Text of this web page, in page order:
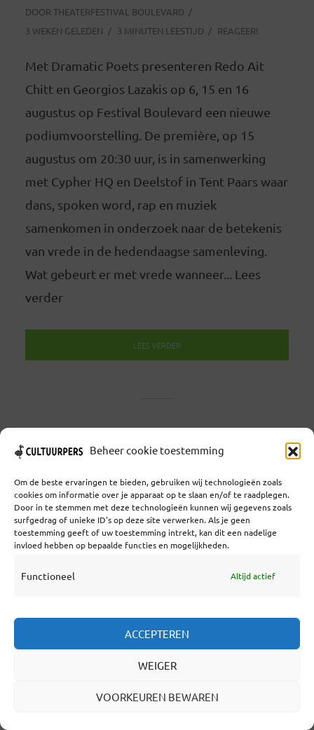
Beheer cookie toestemming
Om de beste ervaringen te bieden, gebruiken wij technologieën zoals
cookies om informatie over je apparaat op te slaan en/of te raadplegen.
Door in te stemmen met deze technologieën kunnen wij gegevens zoals
surfgedrag of unieke ID's op deze site verwerken. Als je geen
toestemming geeft of uw toestemming intrekt, kan dit een nadelige
invloed hebben op bepaalde functies en mogelijkheden.
Functioneel Altijd actief
ACCEPTEREN
WEIGER
VOORKEUREN BEWAREN
DOOR THEATERFESTIVAL BOULEVARD
3 WEKEN GELEDEN
3 MINUTEN LEESTIJD REAGEER!
Met Dramatic Poets presenteren Redo Ait
Chitt en Georgios Lazakis op 6, 15 en 16
augustus op Festival Boulevard een nieuwe
podiumvoorstelling. De première, op 15
augustus om 20:30 uur, is in samenwerking
met Cypher HQ en Deelstof in Tent Paars waar
dans, spoken word, rap en muziek
samenkomen in onderzoek naar de betekenis
van vrede in de hedendaagse samenleving.
Wat gebeurt er met vrede wanneer... Lees
verder
LEES VERDER
DE NEDERLANDSE AI-
STRATEGIE VERGEET HAAR
GROTE CULTURELE KANS
DOORGUIDO VAN NISPEN
3 WEKEN GELEDEN
5 MINUTEN LEESTIJD
REAGEER!
zijn grootste strategische troef. Terwijl Europa
publieke AI, blijft de Nederlandse